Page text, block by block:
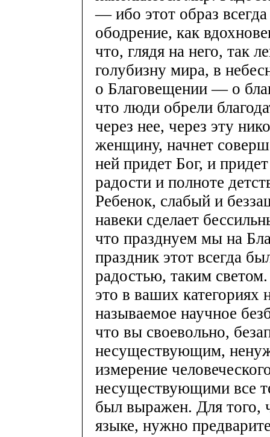
— ибо этот образ
ободрение, как
что, глядя на него, так
голубизну мира, в
о Благовещении — о
что люди обрели
через нее, через эту
женщину, начнет
ней придет Бог, и
радости и полноте
Ребенок, слабый и
навеки сделает
что празднуем мы на
праздник этот всегда
радостью, таким
это в ваших категориях
называемое научное
что вы своевольно,
несуществующим,
измерение
несуществующими все
был выражен. Для того,
языке, нужно